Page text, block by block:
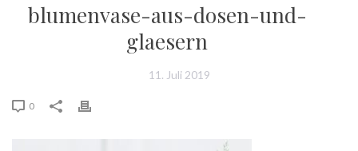
blumenvase-aus-dosen-und-
glaesern
11. Juli 2019
0